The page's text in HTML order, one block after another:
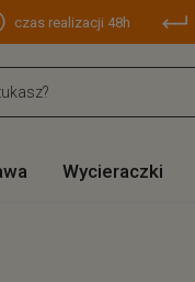
czas realizacji 48h
Wycieraczki